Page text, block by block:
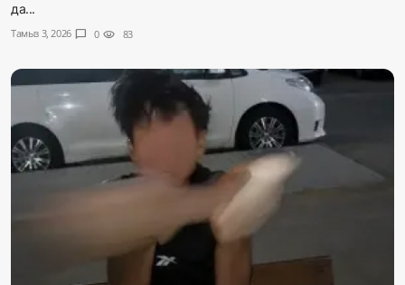
да...
Тамыз 3, 2026 chat_bubble 0 visibility 83